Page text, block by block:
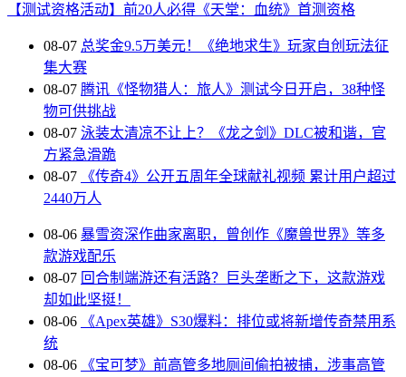
【测试资格活动】前20人必得《天堂：血统》首测资格
08-07 总奖金9.5万美元！《绝地求生》玩家自创玩法征
集大赛
08-07 腾讯《怪物猎人：旅人》测试今日开启，38种怪
物可供挑战
08-07 泳装太清凉不让上？《龙之剑》DLC被和谐，官
方紧急滑跪
08-07
《传奇4》公开五周年全球献礼视频 累计用户超过
2440万人
08-06 暴雪资深作曲家离职，曾创作《魔兽世界》等多
款游戏配乐
08-07 回合制端游还有活路？巨头垄断之下，这款游戏
却如此坚挺！
08-06
《Apex英雄》S30爆料：排位或将新增传奇禁用系
统
08-06
《宝可梦》前高管多地厕间偷拍被捕，涉事高管